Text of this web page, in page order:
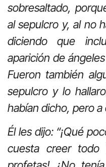
sobresaltado,
al sepulcro y, al no
diciendo que
aparición de
Fueron también
sepulcro y lo
habían dicho, pero a
Él les dijo: “¡Qué
cuesta creer todo